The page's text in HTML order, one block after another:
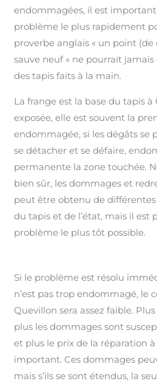
endommagées, il est
problème le plus rapidement
proverbe anglais « un point
sauve neuf » ne pourrait jamais
des tapis faits à la main.
La frange est la base du tapis
exposée, elle est souvent la
endommagée, si les dégâts se
se détacher et se défaire,
permanente la zone touchée.
bien sûr, les dommages et
peut être obtenu de
du tapis et de l’état, mais il est
problème le plus tôt possible.
Si le problème est résolu
n’est pas trop endommagé, le
Quevillon sera assez faible.
plus les dommages sont
et plus le prix de la réparation
important. Ces dommages
mais s’ils se sont étendus, la